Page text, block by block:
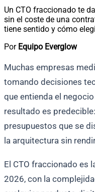
Un CTO fraccionado te
sin el coste de una
tiene sentido y cómo
Por Equipo Everglow
Muchas empresas
tomando decisiones
que entienda el negocio
resultado es
presupuestos que se
la arquitectura sin
El CTO fraccionado es
2026, con la